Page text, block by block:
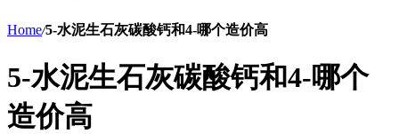
Home/5-水泥生石灰碳酸钙和4-哪个造价高
5-水泥生石灰碳酸钙和4-哪个
造价高